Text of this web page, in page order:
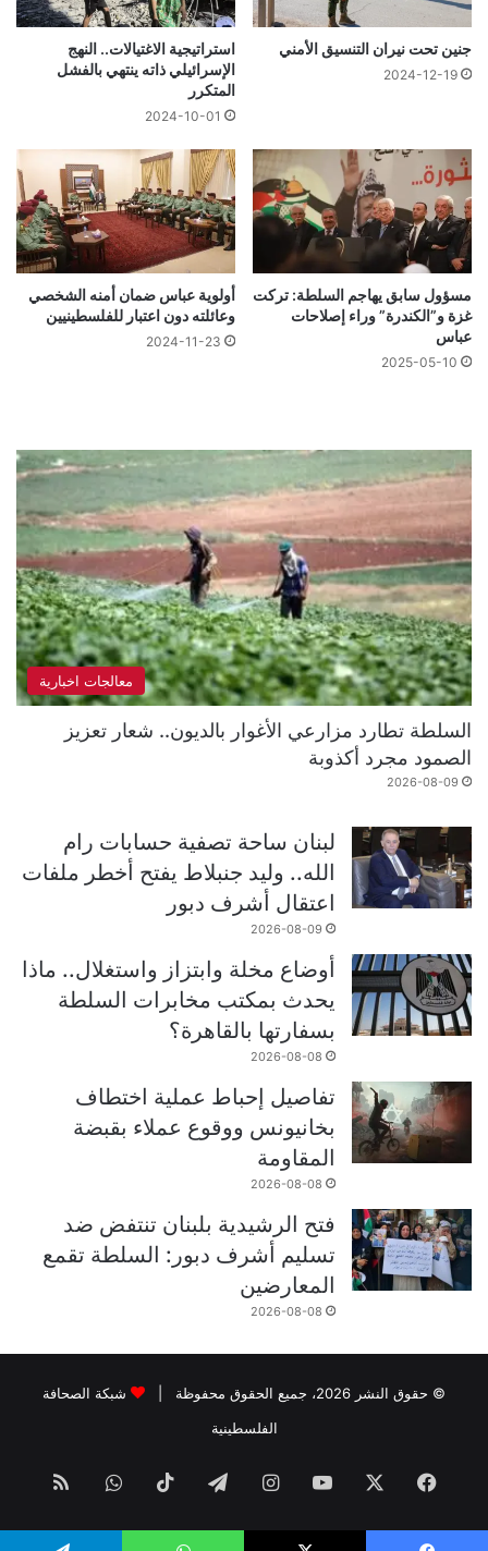
جنين تحت نيران التنسيق الأمني
2024-12-19
استراتيجية الاغتيالات.. النهج
الإسرائيلي ذاته ينتهي بالفشل
المتكرر
2024-10-01
مسؤول سابق يهاجم السلطة: تركت
غزة و”الكندرة” وراء إصلاحات
عباس
2025-05-10
أولوية عباس ضمان أمنه الشخصي
وعائلته دون اعتبار للفلسطينيين
2024-11-23
معالجات اخبارية
السلطة تطارد مزارعي الأغوار بالديون.. شعار تعزيز
الصمود مجرد أكذوبة
2026-08-09
لبنان ساحة تصفية حسابات رام
الله.. وليد جنبلاط يفتح أخطر ملفات
اعتقال أشرف دبور
2026-08-09
أوضاع مخلة وابتزاز واستغلال.. ماذا
يحدث بمكتب مخابرات السلطة
بسفارتها بالقاهرة؟
2026-08-08
تفاصيل إحباط عملية اختطاف
بخانيونس ووقوع عملاء بقبضة
المقاومة
2026-08-08
فتح الرشيدية بلبنان تنتفض ضد
تسليم أشرف دبور: السلطة تقمع
المعارضين
2026-08-08
© حقوق النشر 2026، جميع الحقوق محفوظة |
شبكة الصحافة
الفلسطينية
فيسبوك ‫YouTubeانستقرامتيلقرام ‫TikTokواتسابملخص
الموقع